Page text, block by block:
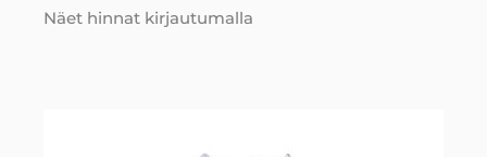
Näet hinnat kirjautumalla